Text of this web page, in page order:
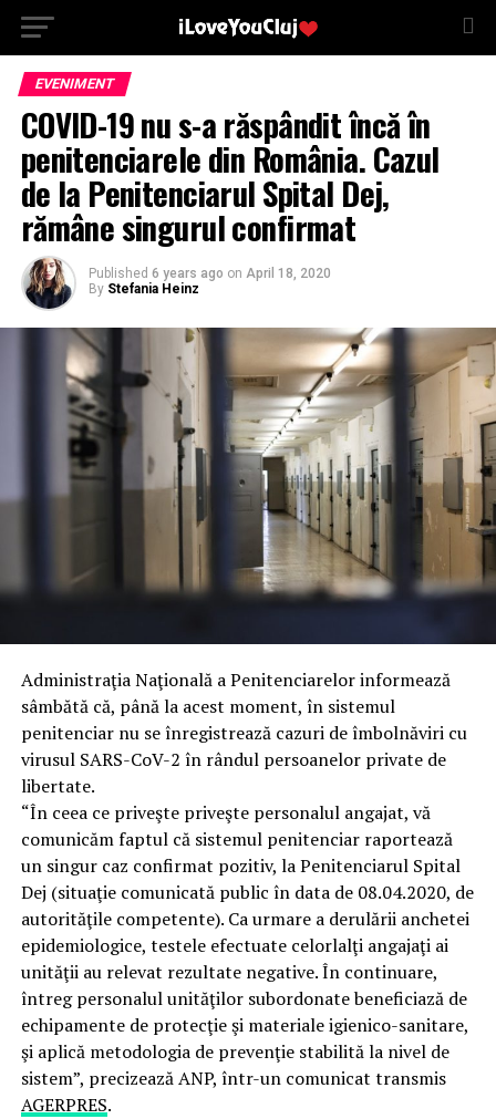
EVENIMENT
COVID-19 nu s-a răspândit încă în
penitenciarele din România. Cazul
de la Penitenciarul Spital Dej,
rămâne singurul confirmat
Published 6 years ago on April 18, 2020
By Stefania Heinz
Administraţia Naţională a Penitenciarelor informează
sâmbătă că, până la acest moment, în sistemul
penitenciar nu se înregistrează cazuri de îmbolnăviri cu
virusul SARS-CoV-2 în rândul persoanelor private de
libertate.
“În ceea ce priveşte priveşte personalul angajat, vă
comunicăm faptul că sistemul penitenciar raportează
un singur caz confirmat pozitiv, la Penitenciarul Spital
Dej (situaţie comunicată public în data de 08.04.2020, de
autorităţile competente). Ca urmare a derulării anchetei
epidemiologice, testele efectuate celorlalţi angajaţi ai
unităţii au relevat rezultate negative. În continuare,
întreg personalul unităţilor subordonate beneficiază de
echipamente de protecţie şi materiale igienico-sanitare,
şi aplică metodologia de prevenţie stabilită la nivel de
sistem”, precizează ANP, într-un comunicat transmis
AGERPRES.